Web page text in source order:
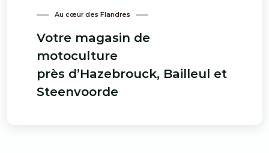
Au cœur des Flandres
Votre magasin de
motoculture
près d’Hazebrouck, Bailleul et
Steenvoorde